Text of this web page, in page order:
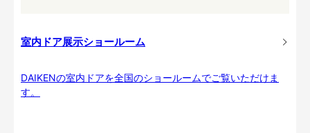
室内ドア展示ショールーム
DAIKENの室内ドアを全国のショールームでご覧いただけま
す。